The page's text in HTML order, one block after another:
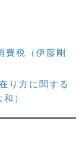
費税（伊藤剛
り方に関する
）